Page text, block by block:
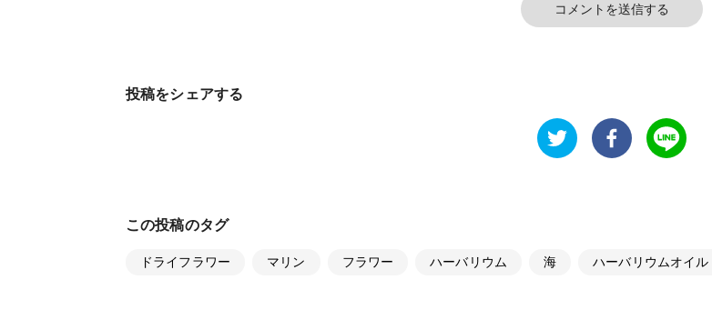
コメントを送信する
投稿をシェアする
この投稿のタグ
ドライフラワー マリン フラワー ハーバリウム 海 ハーバリウムオイル